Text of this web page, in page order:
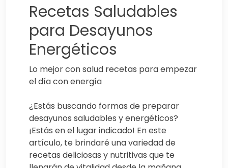
Recetas Saludables
para Desayunos
Energéticos
Lo mejor con salud recetas para empezar
el día con energía
¿Estás buscando formas de preparar
desayunos saludables y energéticos?
¡Estás en el lugar indicado! En este
artículo, te brindaré una variedad de
recetas deliciosas y nutritivas que te